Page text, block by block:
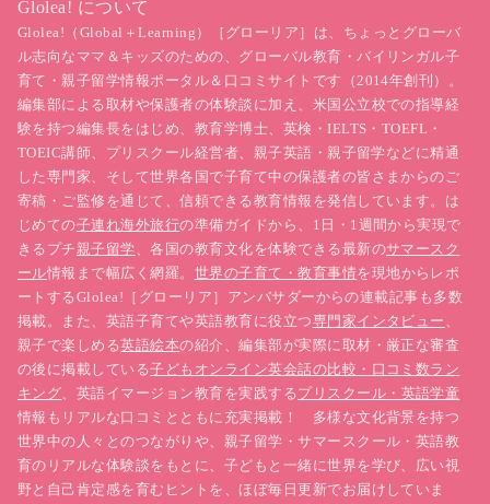
Glolea! について
Glolea!（Global＋Learning）［グローリア］は、ちょっとグローバ
ル志向なママ＆キッズのための、グローバル教育・バイリンガル子
育て・親子留学情報ポータル＆口コミサイトです（2014年創刊）。
編集部による取材や保護者の体験談に加え、米国公立校での指導経
験を持つ編集長をはじめ、教育学博士、英検・IELTS・TOEFL・
TOEIC講師、プリスクール経営者、親子英語・親子留学などに精通
した専門家、そして世界各国で子育て中の保護者の皆さまからのご
寄稿・ご監修を通じて、信頼できる教育情報を発信しています。は
じめての子連れ海外旅行の準備ガイドから、1日・1週間から実現で
きるプチ 親子留学 、各国の教育文化を体験できる最新のサマースク
ール情報まで幅広く網羅。 世界の子育て・教育事情を現地からレポ
ートするGlolea!［グローリア］アンバサダーからの連載記事も多数
掲載。また、英語子育てや英語教育に役立つ専門家インタビュー
親子で楽しめる英語絵本の紹介、編集部が実際に取材・厳正な審査
の後に掲載している子どもオンライン英会話の比較・口コミ数ラン
キング 、英語イマージョン教育を実践するプリスクール・英語学童
情報もリアルな口コミとともに充実掲載！ 多様な文化背景を持つ
世界中の人々とのつながりや、親子留学・サマースクール・英語教
育のリアルな体験談をもとに、子どもと一緒に世界を学び、広い視
野と自己肯定感を育むヒントを、ほぼ毎日更新でお届けしていま